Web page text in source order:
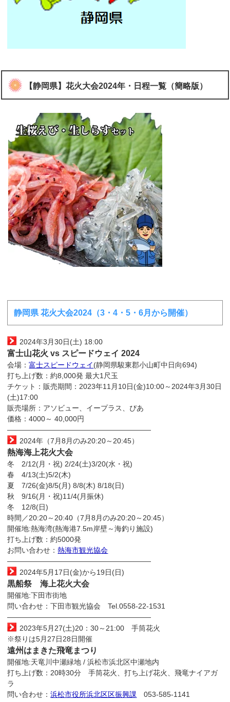
【静岡県】花火大会2024年・日程一覧（簡略版）
静岡県 花火大会2024（3・4・5・6月から開催）
2024年3月30日(土) 18:00
富士山花火 vs スピードウェイ 2024
会場：富士スピードウェイ(静岡県駿東郡小山町中日向694)
打ち上げ数：約8,000発 最大1尺玉
チケット：販売期間：2023年11月10日(金)10:00～2024年3月30日
(土)17:00
販売場所：アソビュー、イープラス、ぴあ
価格：4000～ 40,000円
————————————————————
2024年（7月8月のみ20:20～20:45）
熱海海上花火大会
冬 2/12(月・祝) 2/24(土)3/20(水・祝)
春 4/13(土)5/2(木)
夏 7/26(金)8/5(月) 8/8(木) 8/18(日)
秋 9/16(月・祝)11/4(月振休)
冬 12/8(日)
時間／20:20～20:40（7月8月のみ20:20～20:45）
開催地:熱海湾(熱海港7.5m岸壁～海釣り施設)
打ち上げ数：約5000発
お問い合わせ：熱海市観光協会
————————————————————
2024年5月17日(金)から19日(日)
黒船祭 海上花火大会
開催地:下田市街地
問い合わせ：下田市観光協会 Tel.0558-22-1531
————————————————————
2023年5月27(土)20：30～21:00 手筒花火
※祭りは5月27日28日開催
遠州はまきた飛竜まつり
開催地:天竜川中瀬緑地 / 浜松市浜北区中瀬地内
打ち上げ数：20時30分 手筒花火、打ち上げ花火、飛竜ナイアガ
ラ
問い合わせ：浜松市役所浜北区区振興課 053-585-1141